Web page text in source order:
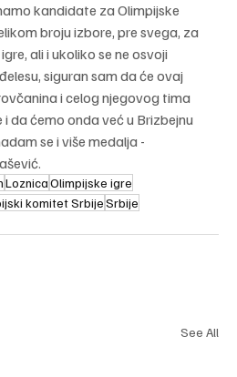
kandidate za Olimpijske
broju izbore, pre svega, za
ali i ukoliko se ne osvoji
siguran sam da će ovaj
i celog njegovog tima
da ćemo onda već u Brizbejnu
se i više medalja -
LoznicaOlimpijske igre
komitet SrbijeSrbije
See All